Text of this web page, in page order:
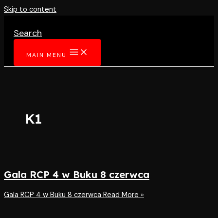
Skip to content
Search
MAIN MENU
K1
Gala RCP 4 w Buku 8 czerwca
Gala RCP 4 w Buku 8 czerwca Read More »